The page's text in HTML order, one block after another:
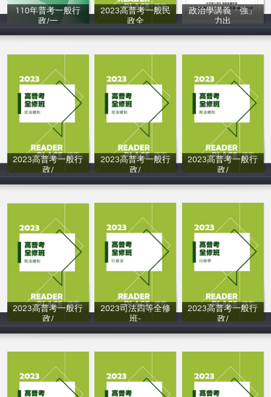
110年普考一般行
政/一
讀家補習班
2023高普考一般民
政全
讀家補習班
政治學講義「強」
力出
強納森（黃偉哲
2023高普考一般行
政/
常陽
2023高普考一般行
政/
陳楓
2023高普考一般行
政/
王子璽
2023高普考一般行
政/
楊過
2023司法四等全修
班-
陳希
2023高普考一般行
政/
許多